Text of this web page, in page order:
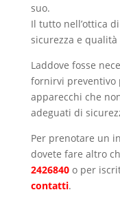
suo.
Il tutto nell’ottica
sicurezza e
Laddove fosse
fornirvi preventivo
apparecchi che
adeguati di
Per prenotare un
dovete fare altro
2426840o per
contatti.